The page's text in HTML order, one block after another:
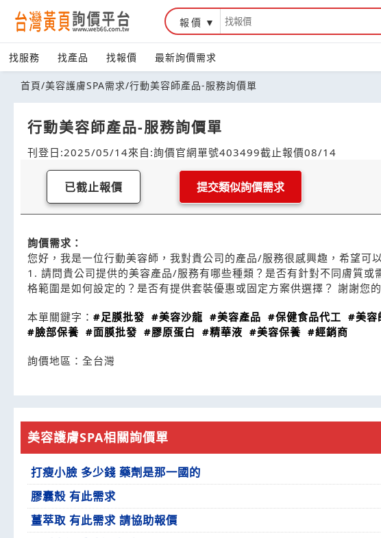
報價
找服務 找產品 找報價 最新詢價需求
首頁/美容護膚SPA需求/行動美容師產品-服務詢價單
行動美容師產品-服務詢價單
刊登日:2025/05/14來自:詢價官網單號403499截止報價08/14
已截止報價 提交類似詢價需求
詢價需求：
您好，我是一位行動美容師，我對貴公司的產品/服務很感興趣，希望可
1. 請問貴公司提供的美容產品/服務有哪些種類？是否有針對不同膚質
格範圍是如何設定的？是否有提供套裝優惠或固定方案供選擇？ 謝謝您
本單關鍵字： #足膜批發 #美容沙龍 #美容產品 #保健食品代工 #美容
#臉部保養 #面膜批發 #膠原蛋白 #精華液 #美容保養 #經銷商
詢價地區： 全台灣
美容護膚SPA相關詢價單
打瘦小臉 多少錢 藥劑是那一國的
膠囊殼 有此需求
薑萃取 有此需求 請協助報價